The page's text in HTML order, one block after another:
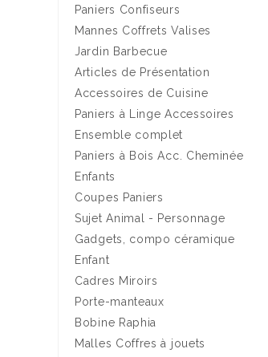
Paniers Confiseurs
Mannes Coffrets Valises
Jardin Barbecue
Articles de Présentation
Accessoires de Cuisine
Paniers à Linge Accessoires
Ensemble complet
Paniers à Bois Acc. Cheminée
Enfants
Coupes Paniers
Sujet Animal - Personnage
Gadgets, compo céramique
Enfant
Cadres Miroirs
Porte-manteaux
Bobine Raphia
Malles Coffres à jouets